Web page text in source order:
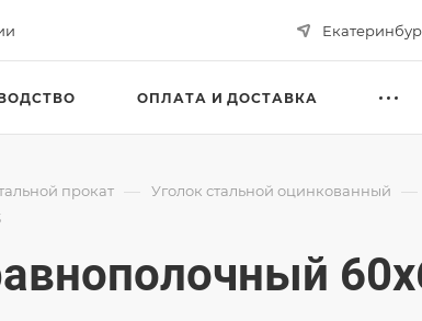
ОПЛАТА И ДОСТАВКА
прокат — Уголок стальной оцинкованный —